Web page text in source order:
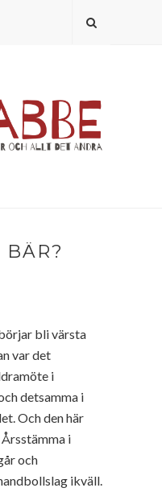
BÄR?
bli värsta
var det
i
detsamma i
Och den här
i
och
ikväll.